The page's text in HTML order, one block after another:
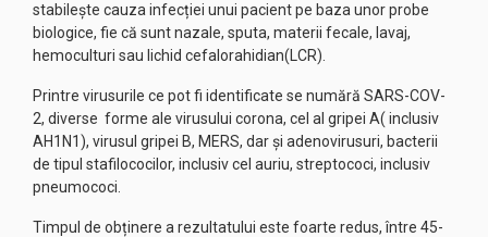
stabilește cauza infecției unui pacient pe baza unor probe
biologice, fie că sunt nazale, sputa, materii fecale, lavaj,
hemoculturi sau lichid cefalorahidian(LCR).
Printre virusurile ce pot fi identificate se numără SARS-COV-
2, diverse forme ale virusului corona, cel al gripei A( inclusiv
AH1N1), virusul gripei B, MERS, dar și adenovirusuri, bacterii
de tipul stafilococilor, inclusiv cel auriu, streptococi, inclusiv
pneumococi.
Timpul de obținere a rezultatului este foarte redus, între 45-